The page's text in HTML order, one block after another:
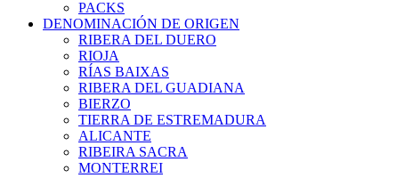
PACKS
DENOMINACIÓN DE ORIGEN
RIBERA DEL DUERO
RIOJA
RÍAS BAIXAS
RIBERA DEL GUADIANA
BIERZO
TIERRA DE ESTREMADURA
ALICANTE
RIBEIRA SACRA
MONTERREI